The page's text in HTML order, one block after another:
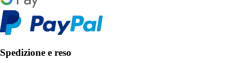
Spedizione e reso